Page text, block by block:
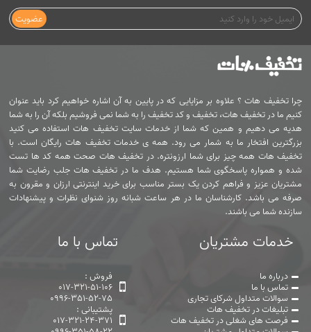
عضویت
چرا تخفیف هات ؟ علاوه بر مزایایی که در پایین به آن اشاره خواهیم کرد باید عنوان
کنیم ما در تخفیف هات، تخفیف و کد تخفیف را به شما نمی فروشیم بلکه آن را به شما
هدیه می دهیم و همین که شما از خدمات سایت تخفیف هات استفاده می کنید
بزرگترین افتخار ما به شمار می رود. همه ی خدمات تخفیف هات رایگان است. با
تخفیف هات همه چیز برای شما ارزونتره. در تخفیف هات صحت همه کد ها تست
شده و همواره پاسخگوی شما هستیم. هدف ما در تخفیف هات جلب رضایت شما
مشتریان عزیز و فراهم کردن یک بستر مناسب برای خرید اینترنتی ارزان و مقرون به
صرفه می باشد. کارشناسان ما در هر ساعت شبانه روز شنوای نظرات و پیشنهادات
سازنده شما می باشند.
خدمات مشتریان
درباره ما
تماس با ما
سوالات متداول شرکای تجاری
تبلیغات در تخفیف هات
فرصت های شغلی در تخفیف هات
تماس با ما
فروش :
017-321-51-106
0996-351-52-75
پشتیبانی :
017-321-24-371